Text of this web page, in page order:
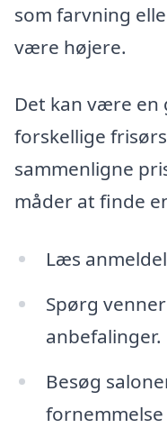
som farvning
være højere.
Det kan være en
forskellige
sammenligne
måder at finde
Læs
Spørg
anbefalinger.
Besøg